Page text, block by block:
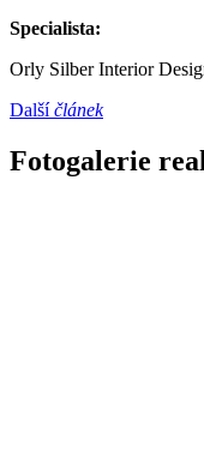
Specialista:
Orly Silber Interior
Dalšíčlánek
Fotogalerie